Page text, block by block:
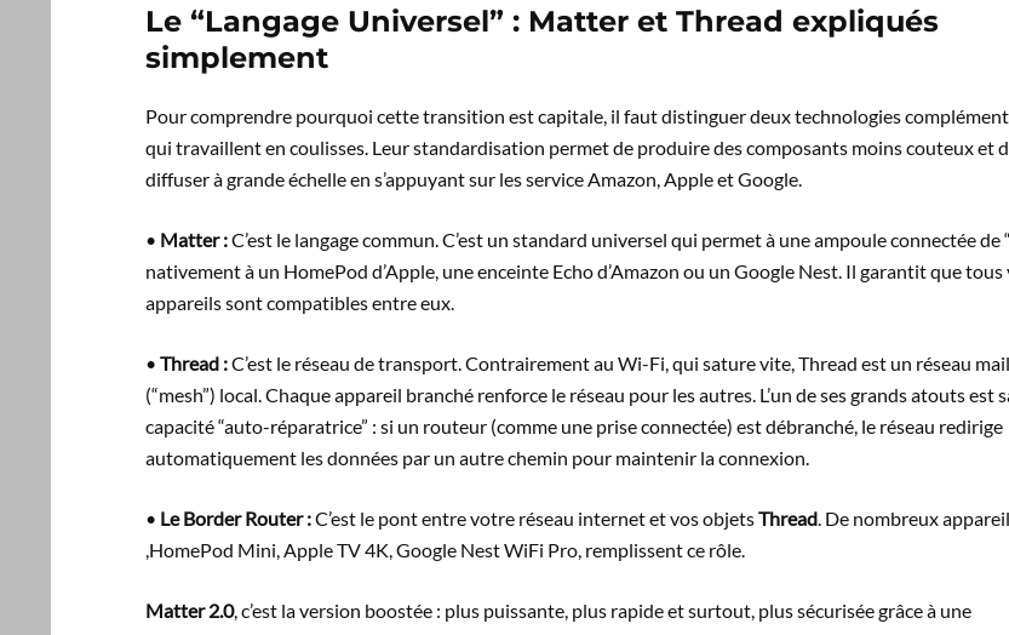
Le “Langage Universel” : Matter et Thread expliqués
simplement
Pour comprendre pourquoi cette transition est capitale, il faut distinguer deux technologies
qui travaillent en coulisses. Leur standardisation permet de produire des composants moins couteux et
diffuser à grande échelle en s’appuyant sur les service Amazon, Apple et Google.
• Matter :C’est le langage commun. C’est un standard universel qui permet à une ampoule connectée de
nativement à un HomePod d’Apple, une enceinte Echo d’Amazon ou un Google Nest. Il garantit que tous
appareils sont compatibles entre eux.
• Thread :C’est le réseau de transport. Contrairement au Wi-Fi, qui sature vite, Thread est un réseau
(“mesh”) local. Chaque appareil branché renforce le réseau pour les autres. L’un de ses grands atouts est
capacité “auto-réparatrice” : si un routeur (comme une prise connectée) est débranché, le réseau redirige
automatiquement les données par un autre chemin pour maintenir la connexion.
• Le Border Router :C’est le pont entre votre réseau internet et vos objetsThread. De nombreux
,HomePod Mini, Apple TV 4K, Google Nest WiFi Pro, remplissent ce rôle.
Matter 2.0, c’est la version boostée : plus puissante, plus rapide et surtout, plus sécurisée grâce à une